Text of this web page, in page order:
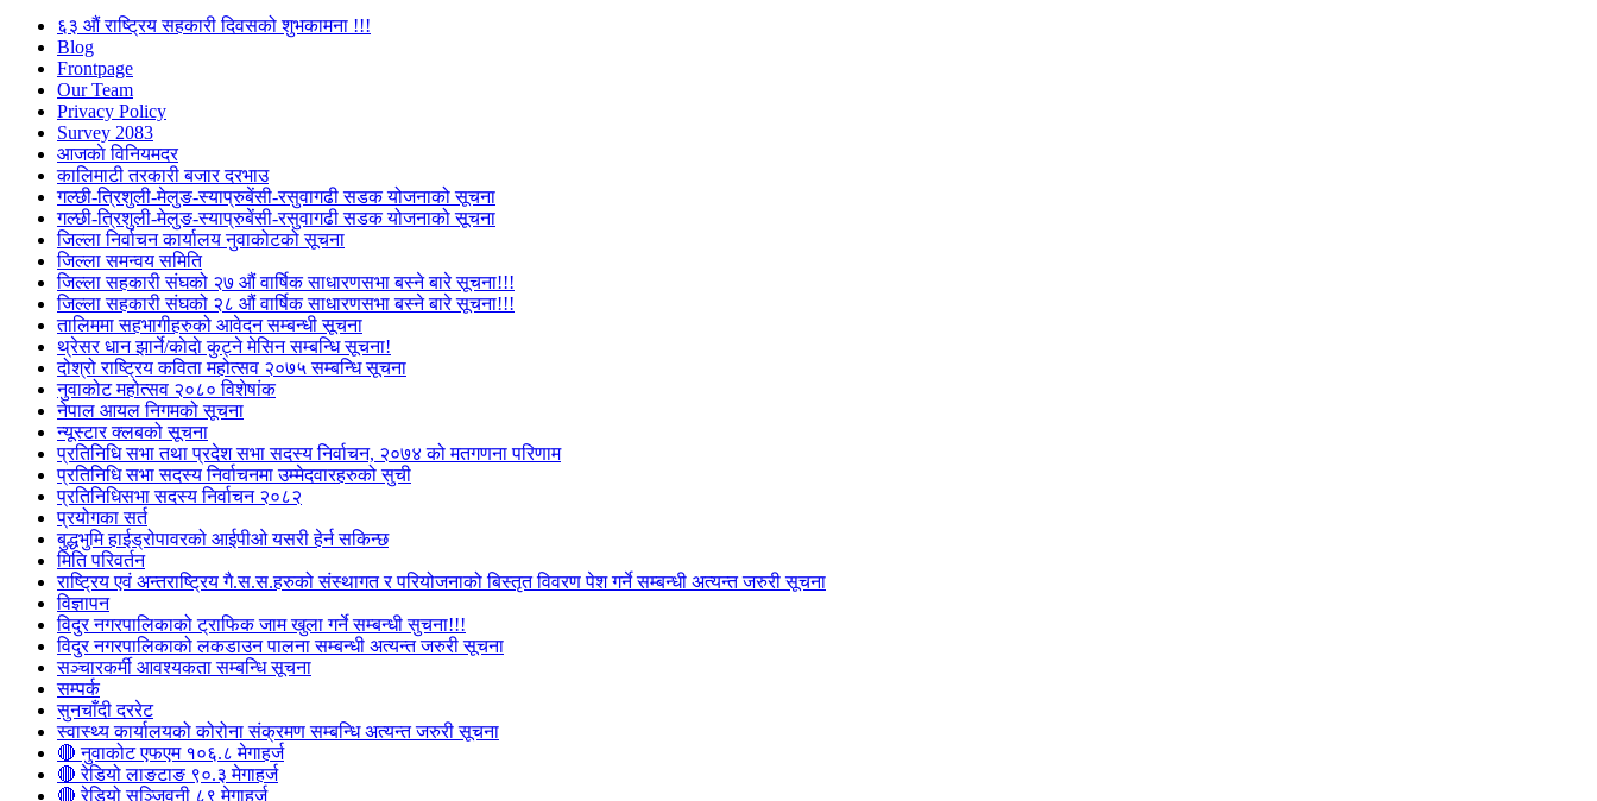
६३ औं राष्ट्रिय सहकारी दिवसको शुभकामना !!!
Blog
Frontpage
Our Team
Privacy Policy
Survey 2083
आजकाे विनियमदर
कालिमाटी तरकारी बजार दरभाउ
गल्छी-त्रिशुली-मेलुङ-स्याप्रुबेंसी-रसुवागढी सडक योजनाको सूचना
गल्छी-त्रिशुली-मेलुङ-स्याप्रुबेंसी-रसुवागढी सडक योजनाको सूचना
जिल्ला निर्वाचन कार्यालय नुवाकोटको सूचना
जिल्ला समन्वय समिति
जिल्ला सहकारी संघको २७ औं वार्षिक साधारणसभा बस्ने बारे सूचना!!!
जिल्ला सहकारी संघको २८ औं वार्षिक साधारणसभा बस्ने बारे सूचना!!!
तालिममा सहभागीहरुको आवेदन सम्बन्धी सूचना
थ्रेसर धान झार्ने/काेदाे कुट्ने मेसिन सम्बन्धि सूचना!
दोश्रो राष्ट्रिय कविता महोत्सव २०७५ सम्बन्धि सूचना
नुवाकोट महोत्सव २०८० विशेषांक
नेपाल आयल निगमको सूचना
न्यूस्टार क्लबको सूचना
प्रतिनिधि सभा तथा प्रदेश सभा सदस्य निर्वाचन, २०७४ को मतगणना परिणाम
प्रतिनिधि सभा सदस्य निर्वाचनमा उम्मेदवारहरुको सुची
प्रतिनिधिसभा सदस्य निर्वाचन २०८२
प्रयोगका सर्त
बुद्धभुमि हाईड्रोपावरको आईपीओ यसरी हेर्न सकिन्छ
मिति परिवर्तन
राष्ट्रिय एवं अन्तराष्ट्रिय गै.स.स.हरुको संस्थागत र परियोजनाको बिस्तृत विवरण पेश गर्ने सम्बन्धी अत्यन्त जरुरी सूचना
विज्ञापन
विदुर नगरपालिकाको ट्राफिक जाम खुला गर्ने सम्बन्धी सुचना!!!
विदुर नगरपालिकाको लकडाउन पालना सम्बन्धी अत्यन्त जरुरी सूचना
सञ्चारकर्मी आवश्यकता सम्बन्धि सूचना
सम्पर्क
सुनचाँदी दररेट
स्वास्थ्य कार्यालयको कोरोना संक्रमण सम्बन्धि अत्यन्त जरुरी सूचना
🔴 नुवाकोट एफएम १०६.८ मेगाहर्ज
🔴 रेडियो लाङटाङ ९०.३ मेगाहर्ज
🔴 रेडियो सञ्जिवनी ८९ मेगाहर्ज